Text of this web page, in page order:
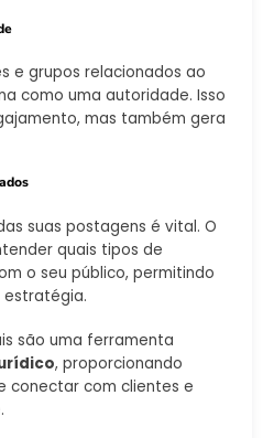
e grupos relacionados ao
como uma autoridade. Isso
mas também gera
suas postagens é vital. O
quais tipos de
o seu público, permitindo
estratégia.
são uma ferramenta
, proporcionando
conectar com clientes e